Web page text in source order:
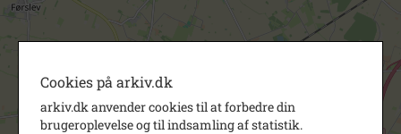
Cookies på arkiv.dk
arkiv.dk anvender cookies til at forbedre din
brugeroplevelse og til indsamling af statistik.